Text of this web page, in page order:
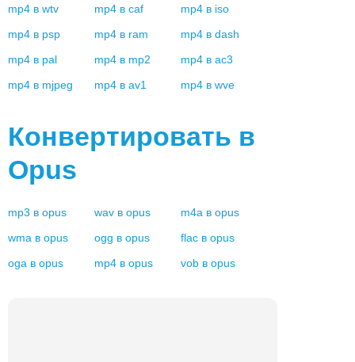
mp4 в wtv mp4 в caf mp4 в iso
mp4 в psp mp4 в ram mp4 в dash
mp4 в pal mp4 в mp2 mp4 в ac3
mp4 в mjpeg mp4 в av1 mp4 в wve
Конвертировать в
Opus
mp3 в opus wav в opus m4a в opus
wma в opus ogg в opus flac в opus
oga в opus mp4 в opus vob в opus